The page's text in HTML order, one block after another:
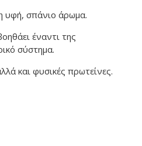
υφή, σπάνιο άρωμα.
έναντι της
σύστημα.
και φυσικές πρωτείνες.